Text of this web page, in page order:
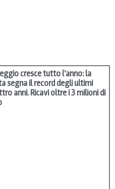
cresce tutto l’anno: la
segna il record degli ultimi
anni. Ricavi oltre i 3 milioni di